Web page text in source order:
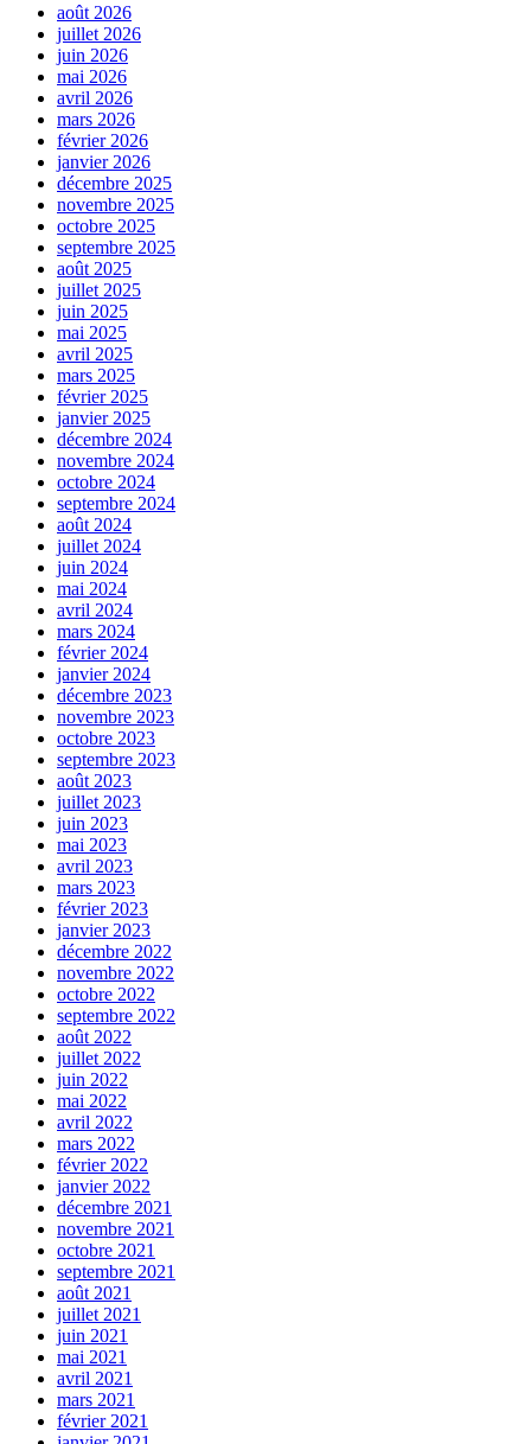
août 2026
juillet 2026
juin 2026
mai 2026
avril 2026
mars 2026
février 2026
janvier 2026
décembre 2025
novembre 2025
octobre 2025
septembre 2025
août 2025
juillet 2025
juin 2025
mai 2025
avril 2025
mars 2025
février 2025
janvier 2025
décembre 2024
novembre 2024
octobre 2024
septembre 2024
août 2024
juillet 2024
juin 2024
mai 2024
avril 2024
mars 2024
février 2024
janvier 2024
décembre 2023
novembre 2023
octobre 2023
septembre 2023
août 2023
juillet 2023
juin 2023
mai 2023
avril 2023
mars 2023
février 2023
janvier 2023
décembre 2022
novembre 2022
octobre 2022
septembre 2022
août 2022
juillet 2022
juin 2022
mai 2022
avril 2022
mars 2022
février 2022
janvier 2022
décembre 2021
novembre 2021
octobre 2021
septembre 2021
août 2021
juillet 2021
juin 2021
mai 2021
avril 2021
mars 2021
février 2021